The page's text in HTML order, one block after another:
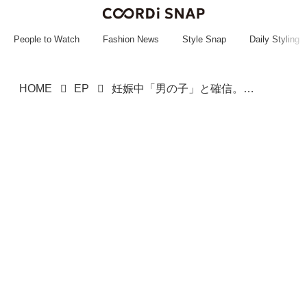
~~~~~~~~~~~
People to Watch Fashion News Style Snap Daily Styling
HOME EP 妊娠中「男の子」と確信。お揃いのTシャツも買ったのに →『意味深な夢』に「まさか」健診の結果ーー